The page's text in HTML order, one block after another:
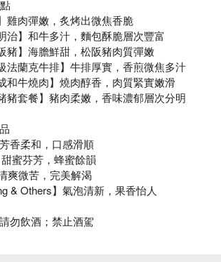
雞肉彈嫩，炙烤出微焦香脆
治】和牛多汁，麵包酥脆層次豐富
豬】海膽鮮甜，松阪豬肉質彈嫩
法蘭克牛排】牛排厚實，香煎微焦多汁
和牛燒肉】燒肉醇香，肉質緊實嫩滑
豬套餐】豬肉柔嫩，香味濃郁層次分明
芳香柔和，口感滑順
甜蜜芬芳，蜂蜜餘韻
爽微苦，完美解渴
& Others】氣泡清新，果香怡人
勿飲酒；禁止酒駕